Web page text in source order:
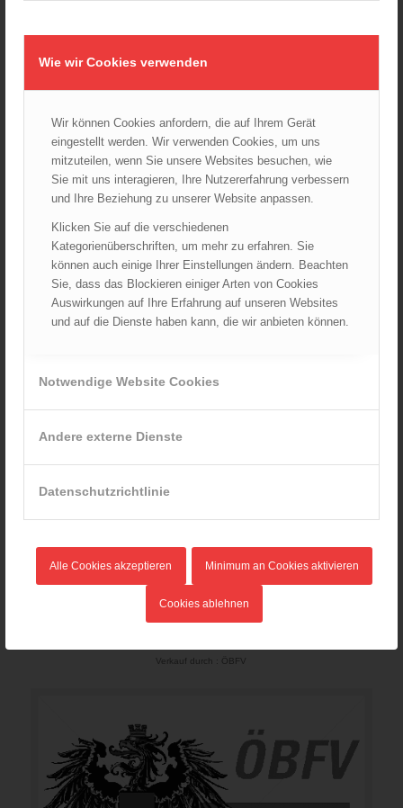
Wie wir Cookies verwenden
Wir können Cookies anfordern, die auf Ihrem Gerät
eingestellt werden. Wir verwenden Cookies, um uns
mitzuteilen, wenn Sie unsere Websites besuchen, wie
Sie mit uns interagieren, Ihre Nutzererfahrung verbessern
und Ihre Beziehung zu unserer Website anpassen.
Klicken Sie auf die verschiedenen
Kategorienüberschriften, um mehr zu erfahren. Sie
können auch einige Ihrer Einstellungen ändern. Beachten
Sie, dass das Blockieren einiger Arten von Cookies
Auswirkungen auf Ihre Erfahrung auf unseren Websites
und auf die Dienste haben kann, die wir anbieten können.
Notwendige Website Cookies
Andere externe Dienste
Datenschutzrichtlinie
Alle Cookies akzeptieren Minimum an Cookies aktivieren
Cookies ablehnen
E-09 /99 RL „Einsatz beim Vorhandensein radioaktiver Stoffe“
58,52€
B-02 /94 RL „Alarm- und Gefahrenabwehrpläne z. ÖNORM A 9030
Verkauf durch : ÖBFV